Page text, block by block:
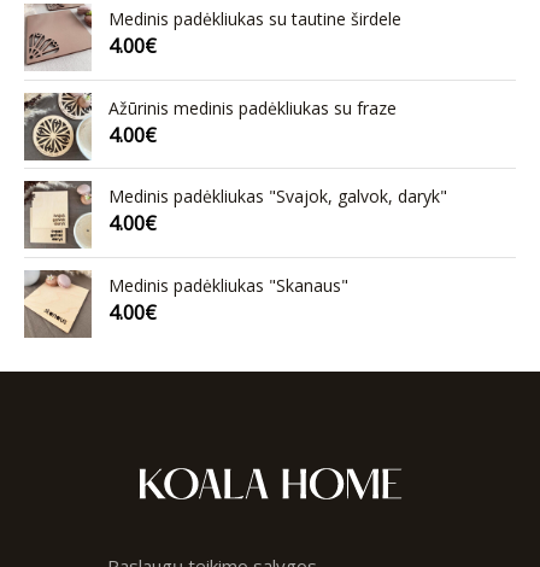
Medinis padėkliukas su tautine širdele
4.00€
Ažūrinis medinis padėkliukas su fraze
4.00€
Medinis padėkliukas "Svajok, galvok, daryk"
4.00€
Medinis padėkliukas "Skanaus"
4.00€